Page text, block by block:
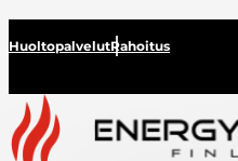
HuoltopalvelutRahoitus